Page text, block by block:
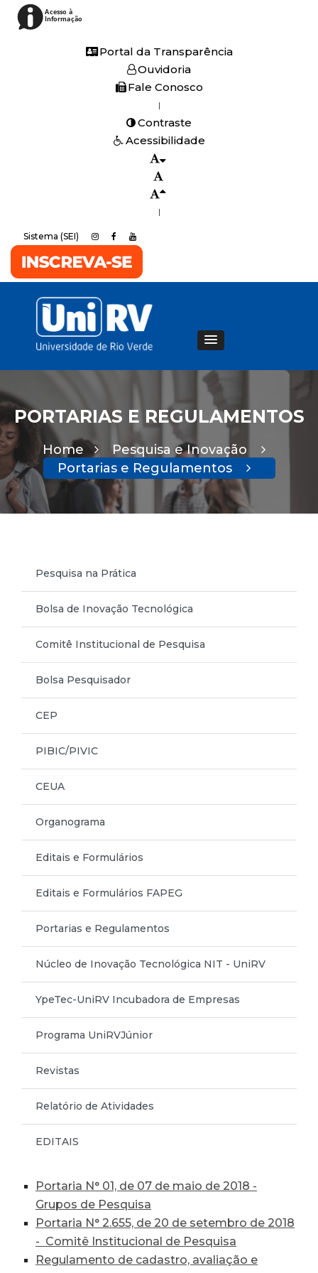
Acesso à
Informação
Portal da Transparência
Ouvidoria
Fale Conosco
|
Contraste
Acessibilidade
|
Sistema (SEI)
PORTARIAS E REGULAMENTOS
Home
Pesquisa e Inovação
Portarias e Regulamentos
Pesquisa na Prática
Bolsa de Inovação Tecnológica
Comitê Institucional de Pesquisa
Bolsa Pesquisador
CEP
PIBIC/PIVIC
CEUA
Organograma
Editais e Formulários
Editais e Formulários FAPEG
Portarias e Regulamentos
Núcleo de Inovação Tecnológica NIT - UniRV
YpeTec-UniRV Incubadora de Empresas
Programa UniRVJúnior
Revistas
Relatório de Atividades
EDITAIS
Portaria N° 01, de 07 de maio de 2018 -
Grupos de Pesquisa
Portaria N° 2.655, de 20 de setembro de 2018
- Comitê Institucional de Pesquisa
Regulamento de cadastro, avaliação e